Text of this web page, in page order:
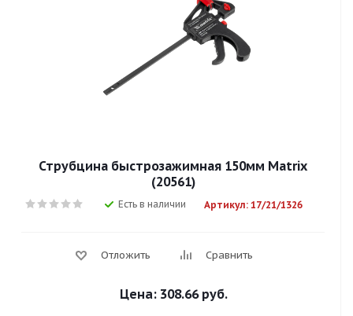
Струбцина быстрозажимная 150мм Matrix
(20561)
Есть в наличии Артикул: 17/21/1326
Отложить Сравнить
Цена: 308.66 руб.